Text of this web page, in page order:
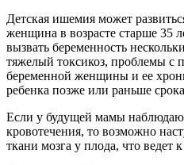
Детская ишемия может
женщина в возрасте старше 35
вызвать беременность
тяжелый токсикоз, проблемы с
беременной женщины и ее
ребенка позже или раньше
Если у будущей мамы
кровотечения, то возможно
ткани мозга у плода, что ведет